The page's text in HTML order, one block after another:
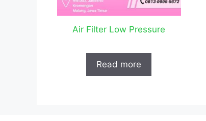
Air Filter Low Pressure
Read more